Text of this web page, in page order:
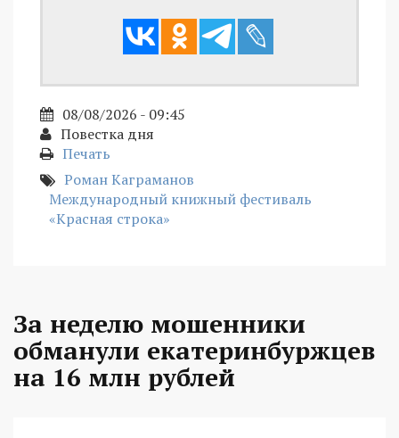
08/08/2026 - 09:45
Повестка дня
Печать
Роман Каграманов
Международный книжный фестиваль
«Красная строка»
За неделю мошенники
обманули екатеринбуржцев
на 16 млн рублей